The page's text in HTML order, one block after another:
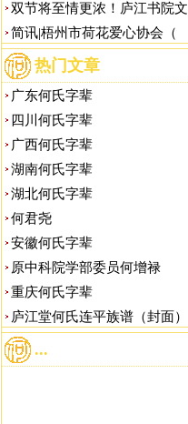
双节将至情更浓！庐江书院文
简讯|梧州市荷花爱心协会（
热门文章
广东何氏字辈
四川何氏字辈
广西何氏字辈
湖南何氏字辈
湖北何氏字辈
何君尧
安徽何氏字辈
原中科院学部委员何增禄
重庆何氏字辈
庐江堂何氏连平族谱（封面）
...